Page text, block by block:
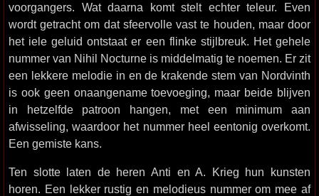
voorgangers. Wat daarna komt stelt echter teleur. Even
wordt getracht om dat sfeervolle vast te houden, maar door
het iele geluid ontstaat er een flinke stijlbreuk. Het gehele
nummer van Nihil Nocturne is middelmatig te noemen. Er zit
een lekkere melodie in en de krakende stem van Nordvinth
is ook geen onaangename toevoeging, maar beide blijven
in hetzelfde patroon hangen, met een minimum aan
afwisseling, waardoor het nummer heel eentonig overkomt.
Een gemiste kans.
Ten slotte laten de heren Anti en A. Krieg hun kunsten
horen. Een lekker rustig en melodieus nummer om mee af